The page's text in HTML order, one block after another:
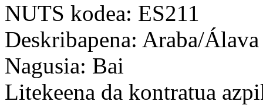
NUTS kodea: ES211
Deskribapena: Araba/Álava
Nagusia: Bai
Litekeena da kontratua